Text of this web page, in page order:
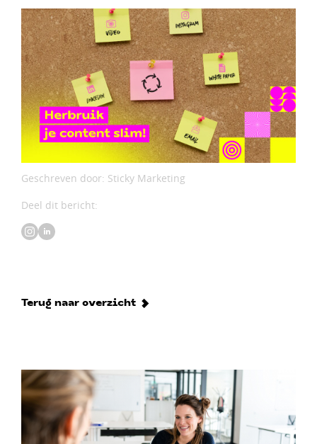
Geschreven door: Sticky Marketing
Deel dit bericht:
Terug naar overzicht